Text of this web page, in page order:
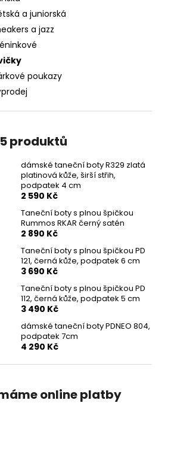
a juniorská
a jazz
poukazy
produktů
dámské taneční boty R329 zlatá
platinová kůže, širší střih,
podpatek 4 cm
2 590 Kč
Taneční boty s plnou špičkou
Rummos RKAR černý satén
2 890 Kč
Taneční boty s plnou špičkou PD
121, černá kůže, podpatek 6 cm
3 690 Kč
Taneční boty s plnou špičkou PD
112, černá kůže, podpatek 5 cm
3 490 Kč
dámské taneční boty PDNEO 804,
podpatek 7cm
4 290 Kč
online platby
Kč